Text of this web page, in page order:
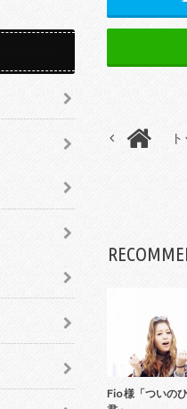
Fio 様「ついの